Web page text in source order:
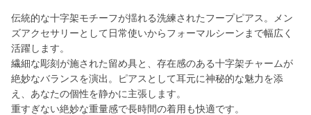
伝統的な十字架モチーフが揺れる洗練されたフープピアス。メン
ズアクセサリーとして日常使いからフォーマルシーンまで幅広く
活躍します。
繊細な彫刻が施された留め具と、存在感のある十字架チャームが
絶妙なバランスを演出。ピアスとして耳元に神秘的な魅力を添
え、あなたの個性を静かに主張します。
重すぎない絶妙な重量感で長時間の着用も快適です。